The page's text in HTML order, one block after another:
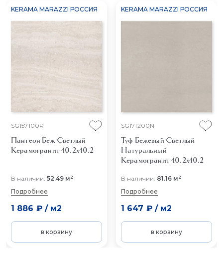
KERAMA MARAZZI РОССИЯ
SG157100R
Пантеон Беж Светлый
Керамогранит 40.2x40.2
В наличии: 52.49 м2
Подробнее
1 886 ₽/ м2
в корзину
KERAMA MARAZZI РОССИЯ
SG171200N
Туф Бежевый Светлый
Натуральный
Керамогранит 40.2x40.2
В наличии: 81.16 м2
Подробнее
1 647 ₽/ м2
в корзину